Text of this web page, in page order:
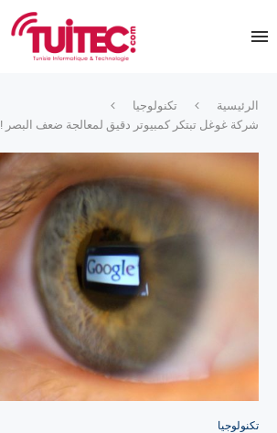
الرئيسية
تكنولوجيا
شركة غوغل تبتكر كمبيوتر دقيق لمعالجة ضعف البصر !
تكنولوجيا